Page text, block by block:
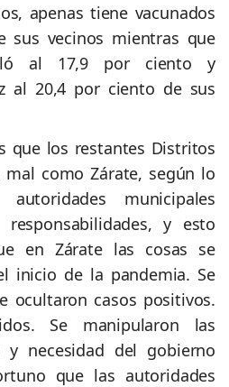
apenas tiene vacunados
sus vecinos mientras que
al 17,9 por ciento y
al 20,4 por ciento de sus
que los restantes Distritos
como Zárate, según lo
municipales
y esto
en Zárate las cosas se
inicio de la pandemia. Se
ocultaron casos positivos.
Se manipularon las
y necesidad del gobierno
que las autoridades